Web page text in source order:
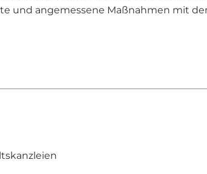
und angemessene Maßnahmen mit